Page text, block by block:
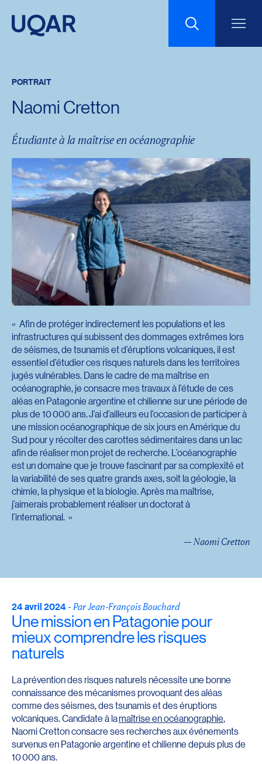
Interlignage du texte
Espacement du texte
Réinitialiser les paramètres
PORTRAIT
Naomi Cretton
Étudiante à la maîtrise en océanographie
Afin de protéger indirectement les populations et les
infrastructures qui subissent des dommages extrêmes lors
de séismes, de tsunamis et d’éruptions volcaniques, il est
essentiel d’étudier ces risques naturels dans les territoires
jugés vulnérables. Dans le cadre de ma maîtrise en
océanographie, je consacre mes travaux à l’étude de ces
aléas en Patagonie argentine et chilienne sur une période de
plus de 10 000 ans. J’ai d’ailleurs eu l’occasion de participer à
une mission océanographique de six jours en Amérique du
Sud pour y récolter des carottes sédimentaires dans un lac
afin de réaliser mon projet de recherche. L’océanographie
est un domaine que je trouve fascinant par sa complexité et
la variabilité de ses quatre grands axes, soit la géologie, la
chimie, la physique et la biologie. Après ma maîtrise,
j’aimerais probablement réaliser un doctorat à
l’international.
— Naomi Cretton
24 avril 2024- Par Jean-François Bouchard
Une mission en Patagonie pour
mieux comprendre les risques
naturels
La prévention des risques naturels nécessite une bonne
connaissance des mécanismes provoquant des aléas
comme des séismes, des tsunamis et des éruptions
volcaniques. Candidate à lamaîtrise en océanographie,
Naomi Cretton consacre ses recherches aux événements
survenus en Patagonie argentine et chilienne depuis plus de
10 000 ans.